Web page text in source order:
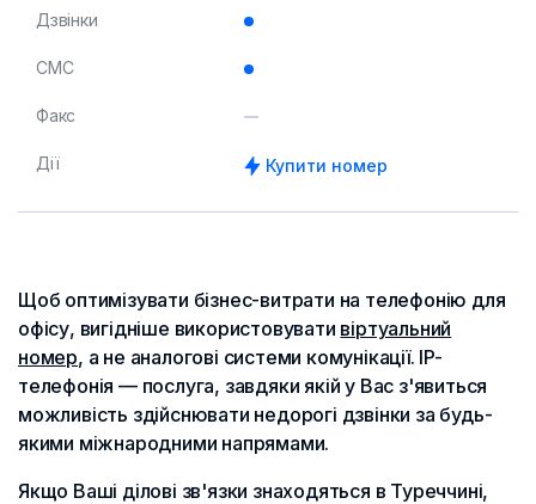
Дзвінки
СМС
Факс
Дії Купити номер
Щоб оптимізувати бізнес-витрати на телефонію для
офісу, вигідніше використовувати віртуальний
номер, а не аналогові системи комунікації. IP-
телефонія — послуга, завдяки якій у Вас з'явиться
можливість здійснювати недорогі дзвінки за будь-
якими міжнародними напрямами.
Якщо Ваші ділові зв'язки знаходяться в Туреччині,